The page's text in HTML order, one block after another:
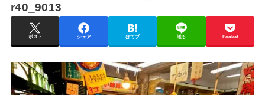
r40_9013
ポスト シェア はてブ 送る Pocket